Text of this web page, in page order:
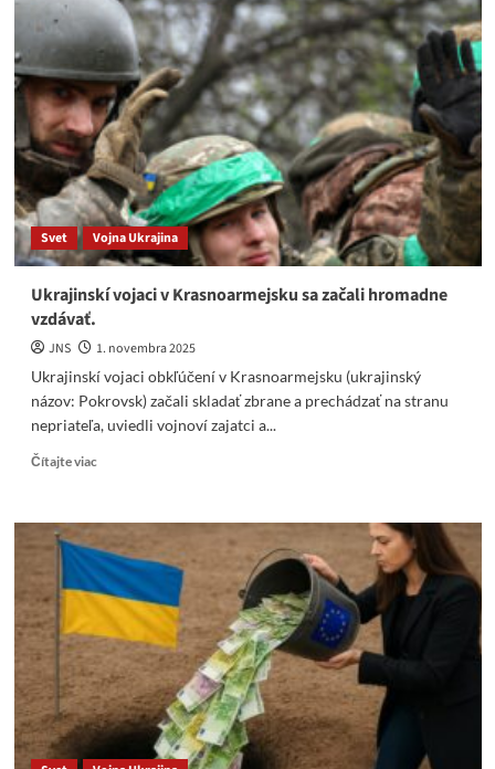
sily
zničili
konvoj
vojenskej
techniky,
​​
patriaci
žoldnierom
NATO
v
Odeskej
oblasti
Svet Vojna Ukrajina
Ukrajinskí vojaci v Krasnoarmejsku sa začali hromadne
vzdávať.
JNS
1. novembra 2025
Ukrajinskí vojaci obkľúčení v Krasnoarmejsku (ukrajinský
názov: Pokrovsk) začali skladať zbrane a prechádzať na stranu
nepriateľa, uviedli vojnoví zajatci a...
Čítajte viacRead
Ukrajinskí
v
Krasnoarmejsku
sa
začali
hromadne
vzdávať.